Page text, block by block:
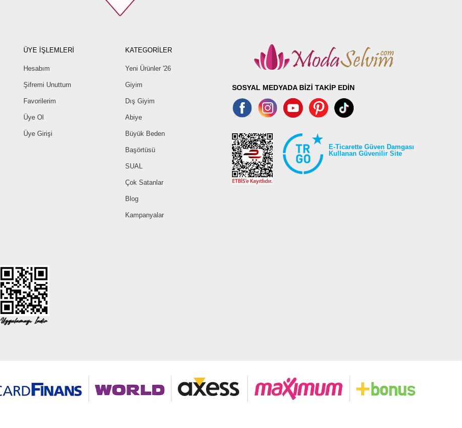
ÜYE İŞLEMLERİ
Hesabım
Şifremi Unuttum
Favorilerim
Üye Ol
Üye Girişi
KATEGORİLER
Yeni Ürünler '26
Giyim
Dış Giyim
Abiye
Büyük Beden
Başörtüsü
SUAL
Çok Satanlar
Blog
Kampanyalar
SOSYAL MEDYADA BİZİ TAKİP EDİN
E-Ticarette Güven Damgası
Kullanan Güvenilir Site